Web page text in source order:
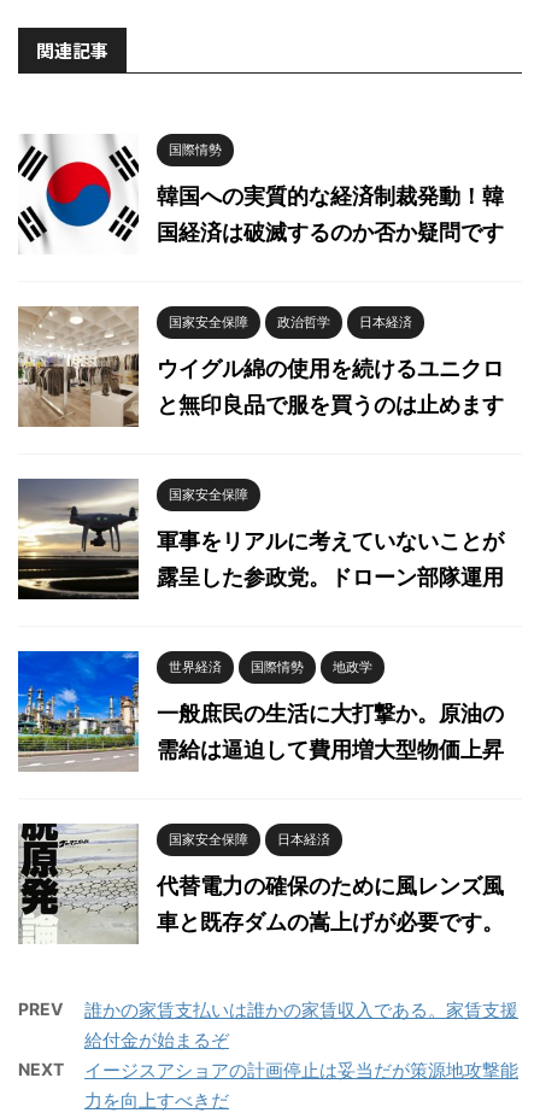
関連記事
国際情勢
韓国への実質的な経済制裁発動！韓
国経済は破滅するのか否か疑問です
国家安全保障 政治哲学 日本経済
ウイグル綿の使用を続けるユニクロ
と無印良品で服を買うのは止めます
国家安全保障
軍事をリアルに考えていないことが
露呈した参政党。ドローン部隊運用
世界経済 国際情勢 地政学
一般庶民の生活に大打撃か。原油の
需給は逼迫して費用増大型物価上昇
国家安全保障 日本経済
代替電力の確保のために風レンズ風
車と既存ダムの嵩上げが必要です。
PREV
誰かの家賃支払いは誰かの家賃収入である。家賃支援
給付金が始まるぞ
NEXT
イージスアショアの計画停止は妥当だが策源地攻撃能
力を向上すべきだ